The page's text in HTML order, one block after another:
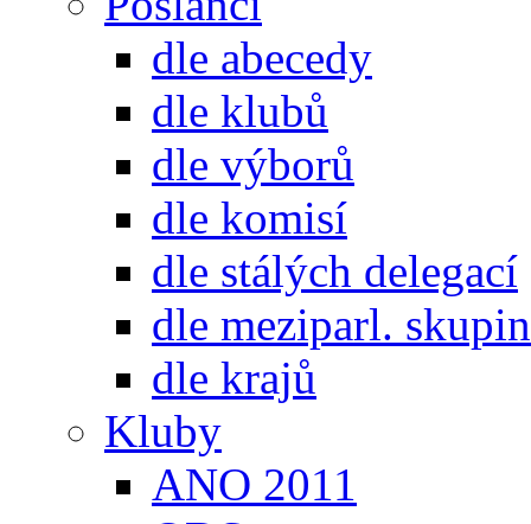
dle abecedy
dle klubů
dle výborů
dle komisí
dle stálých delegací
dle meziparl. skupin
dle krajů
Kluby
ANO 2011